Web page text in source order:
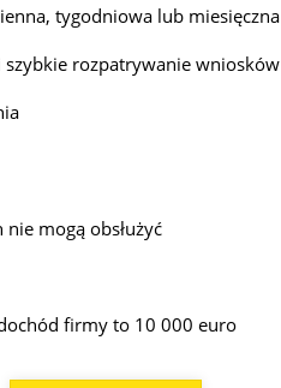
tygodniowa lub miesięczna
rozpatrywanie wniosków
mogą obsłużyć
firmy to 10 000 euro